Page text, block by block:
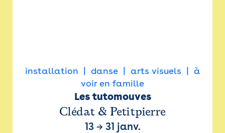
installation danse arts visuels
à
voir en famille
Les tutomouves
Clédat & Petitpierre
13→ 31 janv.